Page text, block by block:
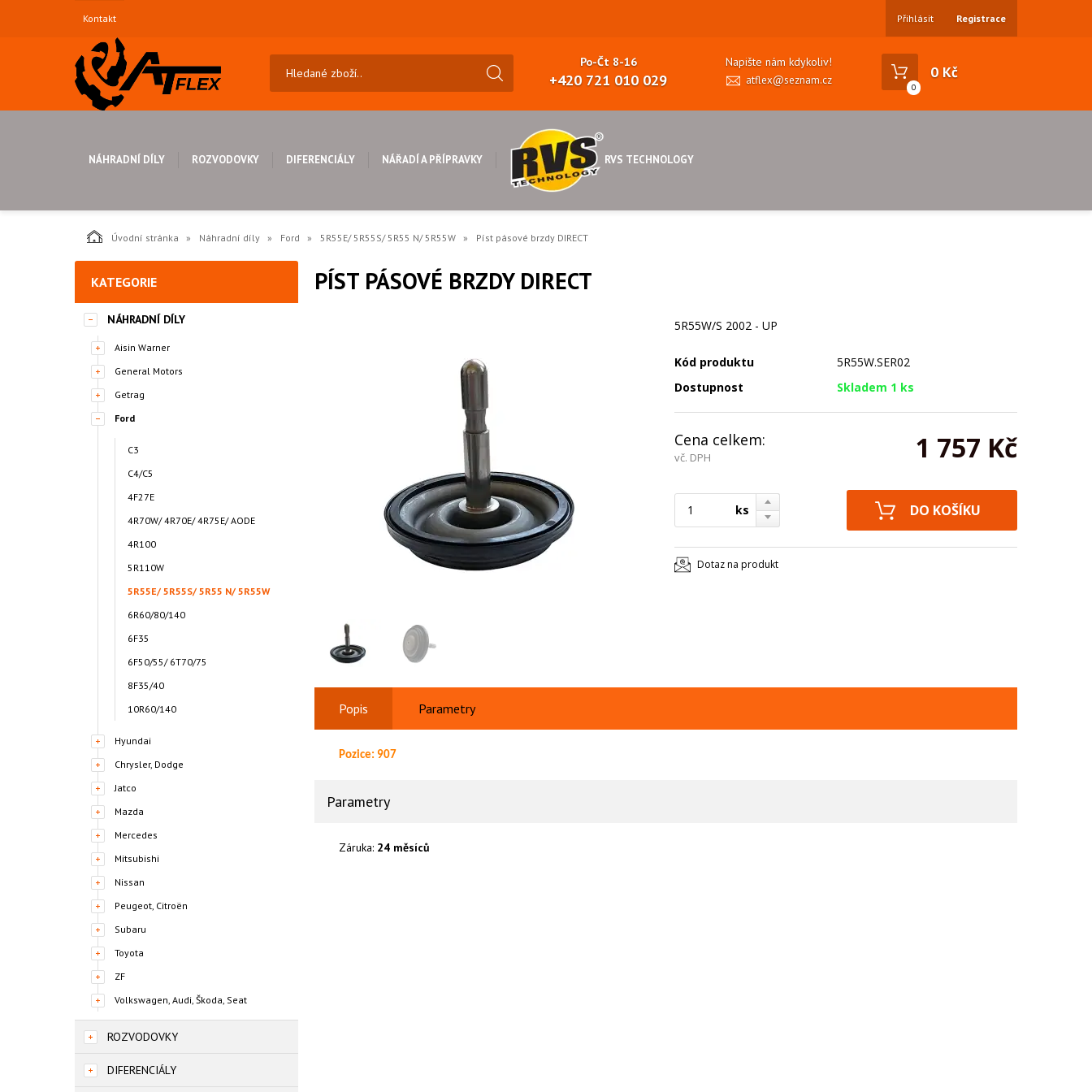
Kontakt Přihlásit Registrace
Po-Čt 8-16
+420 721 010 029
Napište nám kdykoliv!
atflex@seznam.cz
0
0 Kč
NÁHRADNÍ DÍLY ROZVODOVKY DIFERENCIÁLY NÁŘADÍ A PŘÍPRAVKY RVS TECHNOLOGY
Úvodní stránka Náhradní díly Ford 5R55E/ 5R55S/ 5R55 N/ 5R55W Píst pásové brzdy DIRECT
KATEGORIE
NÁHRADNÍ DÍLY
Aisin Warner
General Motors
Getrag
Ford
C3
C4/C5
4F27E
4R70W/ 4R70E/ 4R75E/ AODE
4R100
5R110W
5R55E/ 5R55S/ 5R55 N/ 5R55W
6R60/80/140
6F35
6F50/55/ 6T70/75
8F35/40
10R60/140
Hyundai
Chrysler, Dodge
Jatco
Mazda
Mercedes
Mitsubishi
Nissan
Peugeot, Citroën
Subaru
Toyota
ZF
Volkswagen, Audi, Škoda, Seat
ROZVODOVKY
DIFERENCIÁLY
PÍST PÁSOVÉ BRZDY DIRECT
5R55W/S 2002 - UP
Kód produktu
5R55W.SER02
Dostupnost
Skladem 1 ks
Cena celkem:
vč. DPH 1 757 Kč
ks
Dotaz na produkt
Popis Parametry
Pozice: 907
Parametry
Záruka: 24 měsíců